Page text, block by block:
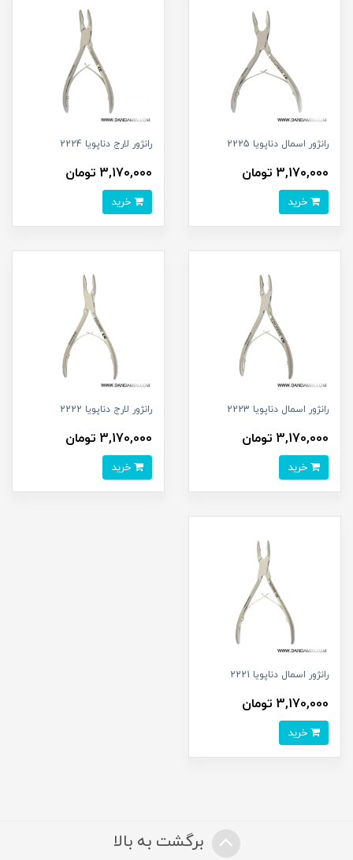
رانژور اسمال دناپویا 2225
3,170,000 تومان
رانژور لارج دناپویا 2224
3,170,000 تومان
رانژور اسمال دناپویا 2223
3,170,000 تومان
رانژور لارج دناپویا 2222
3,170,000 تومان
رانژور اسمال دناپویا 2221
3,170,000 تومان
برگشت به بالا